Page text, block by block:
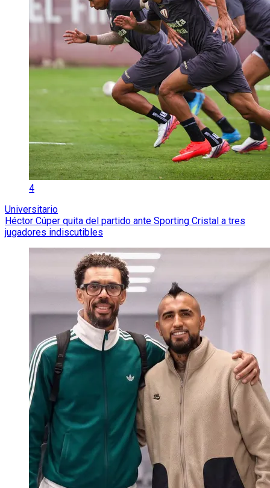
4
Universitario
Héctor Cúper quita del partido ante Sporting Cristal a tres
jugadores indiscutibles